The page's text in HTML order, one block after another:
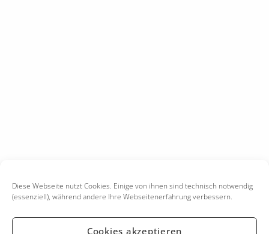
Diese Webseite nutzt Cookies. Einige von ihnen sind technisch notwendig
(essenziell), während andere Ihre Webseitenerfahrung verbessern.
Cookies akzeptieren